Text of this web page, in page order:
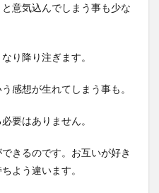
意気込んでしまう事も少な
り降り注ぎます。
感想が生れてしまう事も。
要はありません。
きるのです。お互いが好き
よう違います。